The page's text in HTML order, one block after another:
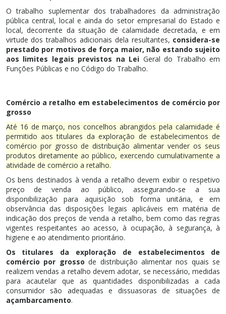
O trabalho suplementar dos trabalhadores da administração
pública central, local e ainda do setor empresarial do Estado e
local, decorrente da situação de calamidade decretada, e em
virtude dos trabalhos adicionais dela resultantes, considera-se
prestado por motivos de força maior, não estando sujeito
aos limites legais previstos na Lei Geral do Trabalho em
Funções Públicas e no Código do Trabalho.
Comércio a retalho em estabelecimentos de comércio por
grosso
Até 16 de março, nos concelhos abrangidos pela calamidade é
permitido aos titulares da exploração de estabelecimentos de
comércio por grosso de distribuição alimentar vender os seus
produtos diretamente ao público, exercendo cumulativamente a
atividade de comércio a retalho.
Os bens destinados à venda a retalho devem exibir o respetivo
preço de venda ao público, assegurando-se a sua
disponibilização para aquisição sob forma unitária, e em
observância das disposições legais aplicáveis em matéria de
indicação dos preços de venda a retalho, bem como das regras
vigentes respeitantes ao acesso, à ocupação, à segurança, à
higiene e ao atendimento prioritário.
Os titulares da exploração de estabelecimentos de
comércio por grosso de distribuição alimentar nos quais se
realizem vendas a retalho devem adotar, se necessário, medidas
para acautelar que as quantidades disponibilizadas a cada
consumidor são adequadas e dissuasoras de situações de
açambarcamento.